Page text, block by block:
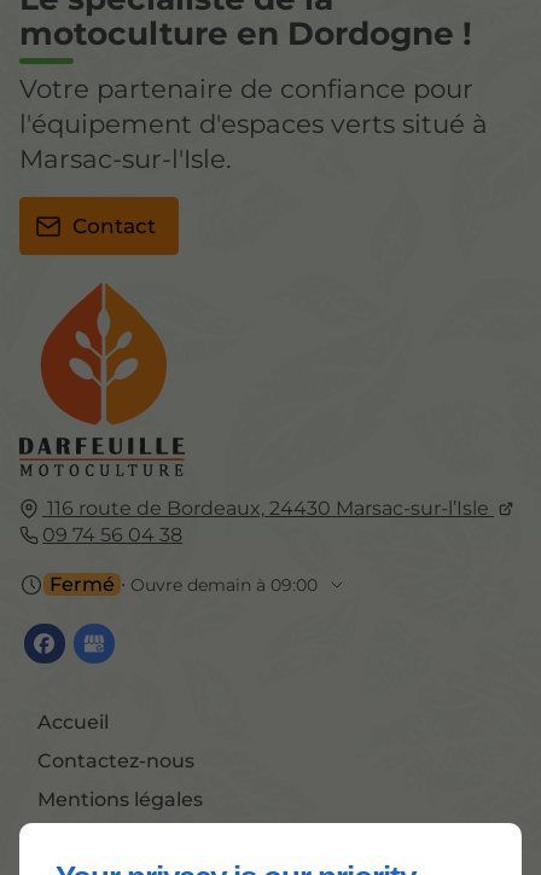
116 route de Bordeaux, 24430 Marsac-sur-l’Isle
09 74 56 04 38
Fermé ⋅ Ouvre demain à 09:00
Accueil
Contactez-nous
Mentions légales
motoculture en Dordogne !
Votre partenaire de confiance pour
l'équipement d'espaces verts situé à
Marsac-sur-l'Isle.
Contact